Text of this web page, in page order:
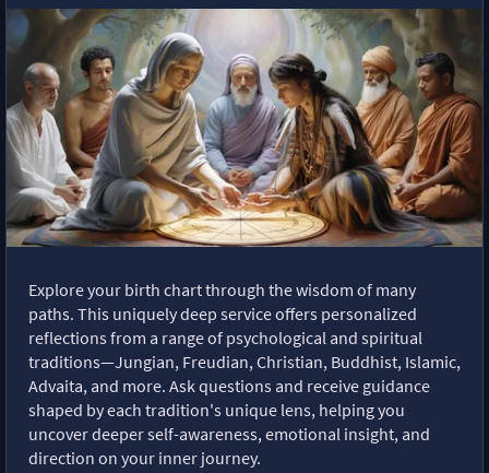
Explore your birth chart through the wisdom of many
paths. This uniquely deep service offers personalized
reflections from a range of psychological and spiritual
traditions—Jungian, Freudian, Christian, Buddhist, Islamic,
Advaita, and more. Ask questions and receive guidance
shaped by each tradition's unique lens, helping you
uncover deeper self-awareness, emotional insight, and
direction on your inner journey.